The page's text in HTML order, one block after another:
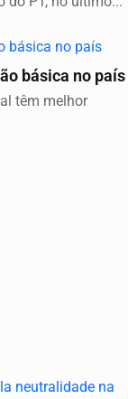
básica no país
têm melhor